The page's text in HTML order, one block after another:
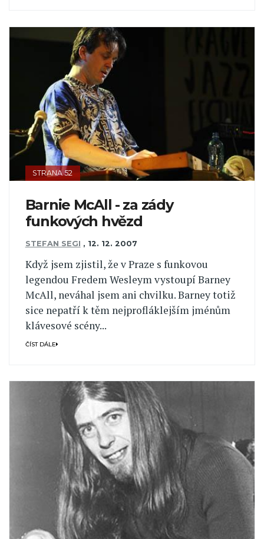
STRANA 52
Barnie McAll - za zády
funkových hvězd
STEFAN SEGI , 12. 12. 2007
Když jsem zjistil, že v Praze s funkovou
legendou Fredem Wesleym vystoupí Barney
McAll, neváhal jsem ani chvilku. Barney totiž
sice nepatří k těm nejprofláklejším jménům
klávesové scény...
ČÍST DÁLE